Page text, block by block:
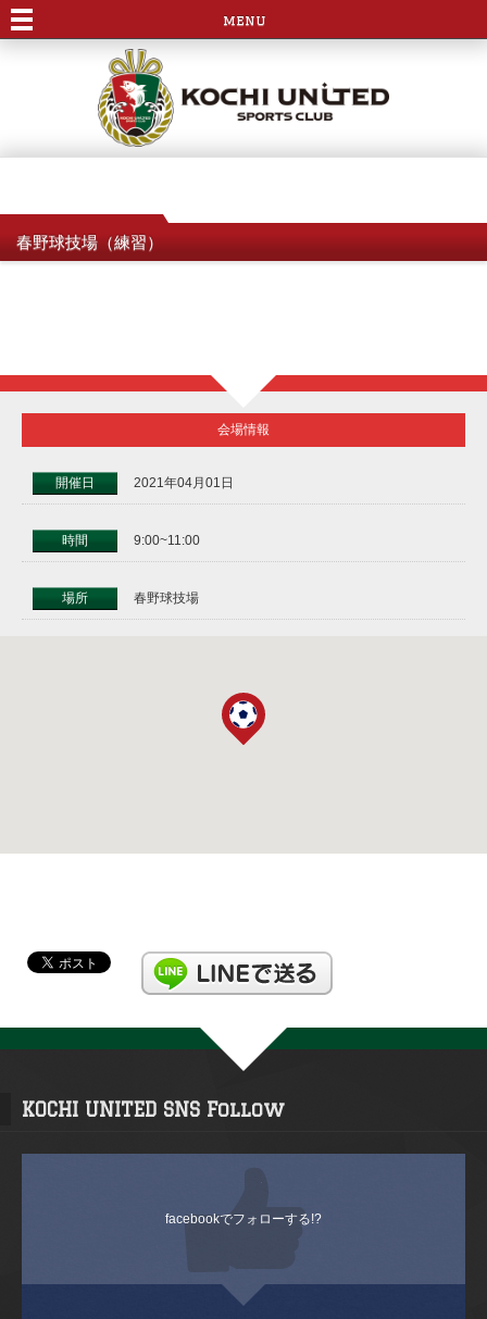
menu
春野球技場（練習）
会場情報
開催日 2021年04月01日
時間 9:00~11:00
場所 春野球技場
KOCHI UNITED SNS Follow
facebookでフォローする!?